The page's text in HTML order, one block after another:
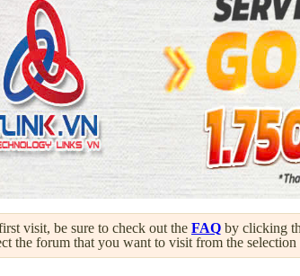
visit, be sure to check out the FAQ by clicking
the forum that you want to visit from the selection